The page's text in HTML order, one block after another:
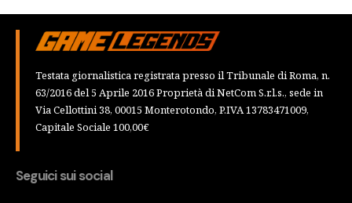
Testata giornalistica registrata presso il Tribunale di Roma, n.
63/2016 del 5 Aprile 2016 Proprietà di NetCom S.r.l.s., sede in
Via Cellottini 38, 00015 Monterotondo, P.IVA 13783471009,
Capitale Sociale 100,00€
Seguici sui social